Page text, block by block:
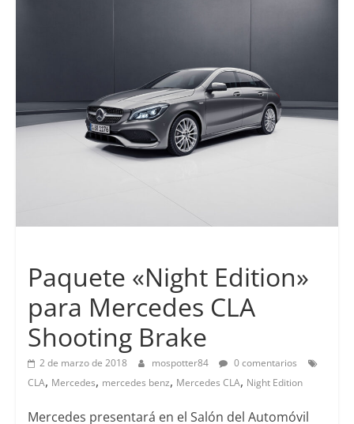
Paquete «Night Edition»
para Mercedes CLA
Shooting Brake
2 de marzo de 2018 mospotter84
0 comentarios
CLA, Mercedes, mercedes benz, Mercedes CLA, Night Edition
Mercedes presentará en el Salón del Automóvil